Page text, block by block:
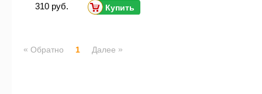
310 руб. Купить
« Обратно 1 Далее »